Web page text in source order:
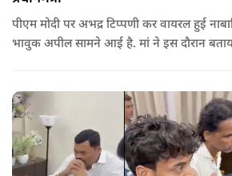
पीएम मोदी पर अभद्र टिप्पणी कर वायरल हुई
भावुक अपील सामने आई है. मां ने इस दौरान
को गोद लेने के लिए पीएम से अपील भी की है.